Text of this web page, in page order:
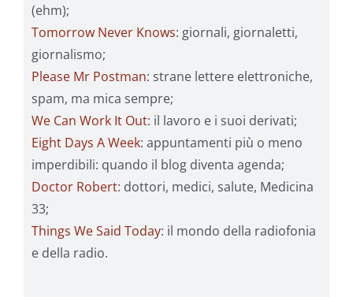
(ehm);
Tomorrow Never Knows: giornali, giornaletti,
giornalismo;
Please Mr Postman: strane lettere elettroniche,
spam, ma mica sempre;
We Can Work It Out: il lavoro e i suoi derivati;
Eight Days A Week: appuntamenti più o meno
imperdibili: quando il blog diventa agenda;
Doctor Robert: dottori, medici, salute, Medicina
33;
Things We Said Today: il mondo della radiofonia
e della radio.